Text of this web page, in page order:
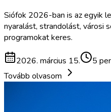
Siófok 2026-ban is az egyik
nyaralást, strandolást, városi
programokat keres.
2026. március 15.
5
Tovább olvasom